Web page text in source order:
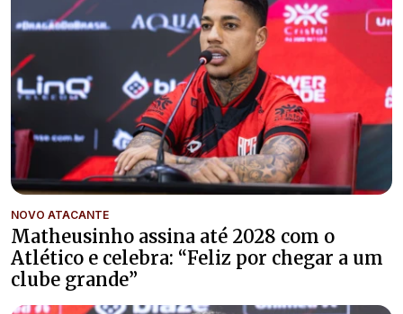
NOVO ATACANTE
Matheusinho assina até 2028 com o
Atlético e celebra: “Feliz por chegar a um
clube grande”